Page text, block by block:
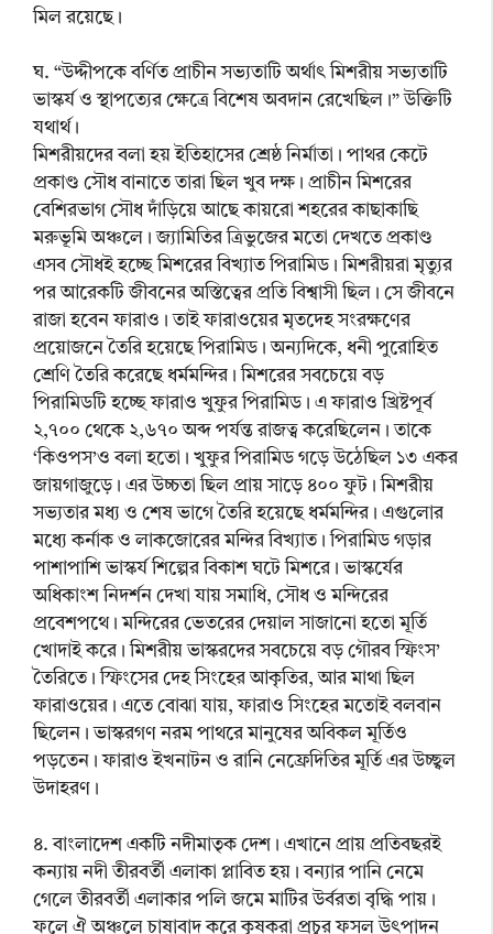
মিল রয়েছে।
ঘ. “উদ্দীপকে বর্ণিত প্রাচীন সভ্যতাটি অর্থাৎ মিশরীয় সভ্যতাটি
ভাস্কর্য ও স্থাপত্যের ক্ষেত্রে বিশেষ অবদান রেখেছিল।” উক্তিটি
যথার্থ।
মিশরীয়দের বলা হয় ইতিহাসের শ্রেষ্ঠ নির্মাতা। পাথর কেটে
প্রকাণ্ড সৌধ বানাতে তারা ছিল খুব দক্ষ। প্রাচীন মিশরের
বেশিরভাগ সৌধ দাঁড়িয়ে আছে কায়রো শহরের কাছাকাছি
মরুভূমি অঞ্চলে। জ্যামিতির ত্রিভুজের মতো দেখতে প্রকাণ্ড
এসব সৌধই হচ্ছে মিশরের বিখ্যাত পিরামিড। মিশরীয়রা মৃত্যুর
পর আরেকটি জীবনের অস্তিত্বের প্রতি বিশ্বাসী ছিল। সে জীবনে
রাজা হবেন ফারাও। তাই ফারাওয়ের মৃতদেহ সংরক্ষণের
প্রয়োজনে তৈরি হয়েছে পিরামিড। অন্যদিকে, ধনী পুরোহিত
শ্রেণি তৈরি করেছে ধর্মমন্দির। মিশরের সবচেয়ে বড়
পিরামিডটি হচ্ছে ফারাও খুফুর পিরামিড। এ ফারাও খ্রিষ্টপূর্ব
২,৭০০ থেকে ২,৬৭০ অব্দ পর্যন্ত রাজত্ব করেছিলেন। তাকে
‘কিওপস’ও বলা হতো। খুফুর পিরামিড গড়ে উঠেছিল ১৩ একর
জায়গাজুড়ে। এর উচ্চতা ছিল প্রায় সাড়ে ৪০০ ফুট। মিশরীয়
সভ্যতার মধ্য ও শেষ ভাগে তৈরি হয়েছে ধর্মমন্দির। এগুলোর
মধ্যে কর্নাক ও লাকজোরের মন্দির বিখ্যাত। পিরামিড গড়ার
পাশাপাশি ভাস্কর্য শিল্পের বিকাশ ঘটে মিশরে। ভাস্কর্যের
অধিকাংশ নিদর্শন দেখা যায় সমাধি, সৌধ ও মন্দিরের
প্রবেশপথে। মন্দিরের ভেতরের দেয়াল সাজানো হতো মূর্তি
খোদাই করে। মিশরীয় ভাস্করদের সবচেয়ে বড় গৌরব স্ফিংস’
তৈরিতে। স্ফিংসের দেহ সিংহের আকৃতির, আর মাথা ছিল
ফারাওয়ের। এতে বোঝা যায়, ফারাও সিংহের মতোই বলবান
ছিলেন। ভাস্করগণ নরম পাথরে মানুষের অবিকল মূর্তিও
পড়তেন। ফারাও ইখনাটন ও রানি নেফ্রেদিতির মূর্তি এর উচ্ছ্বল
উদাহরণ।
৪. বাংলাদেশ একটি নদীমাতৃক দেশ। এখানে প্রায় প্রতিবছরই
কন্যায় নদী তীরবর্তী এলাকা প্লাবিত হয়। বন্যার পানি নেমে
গেলে তীরবর্তী এলাকার পলি জমে মাটির উর্বরতা বৃদ্ধি পায়।
ফলে ঐ অঞ্চলে চাষাবাদ করে কৃষকরা প্রচুর ফসল উৎপাদন